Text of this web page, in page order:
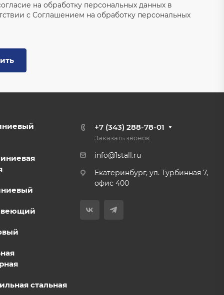
на обработку персональных данных в
с Соглашением на обработку персональных
стальная
+7 (343) 288-78-01
Заказать звонок
info@1stall.ru
Екатеринбург, ул. Турбинная 7,
офис 400